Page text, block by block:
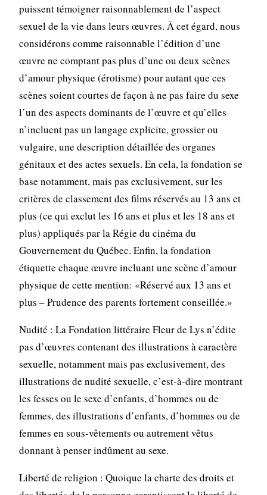
puissent témoigner raisonnablement de l’aspect
sexuel de la vie dans leurs œuvres. À cet égard, nous
considérons comme raisonnable l’édition d’une
œuvre ne comptant pas plus d’une ou deux scènes
d’amour physique (érotisme) pour autant que ces
scènes soient courtes de façon à ne pas faire du sexe
l’un des aspects dominants de l’œuvre et qu’elles
n’incluent pas un langage explicite, grossier ou
vulgaire, une description détaillée des organes
génitaux et des actes sexuels. En cela, la fondation se
base notamment, mais pas exclusivement, sur les
critères de classement des films réservés au 13 ans et
plus (ce qui exclut les 16 ans et plus et les 18 ans et
plus) appliqués par la Régie du cinéma du
Gouvernement du Québec. Enfin, la fondation
étiquette chaque œuvre incluant une scène d’amour
physique de cette mention: «Réservé aux 13 ans et
plus – Prudence des parents fortement conseillée.»
Nudité : La Fondation littéraire Fleur de Lys n’édite
pas d’œuvres contenant des illustrations à caractère
sexuelle, notamment mais pas exclusivement, des
illustrations de nudité sexuelle, c’est-à-dire montrant
les fesses ou le sexe d’enfants, d’hommes ou de
femmes, des illustrations d’enfants, d’hommes ou de
femmes en sous-vêtements ou autrement vêtus
donnant à penser indûment au sexe.
Liberté de religion : Quoique la charte des droits et